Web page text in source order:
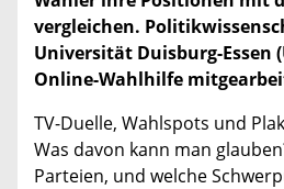
vergleichen.
Universität Duisburg-Essen
Online-Wahlhilfe
TV-Duelle, Wahlspots und
Was davon kann man
Parteien, und welche